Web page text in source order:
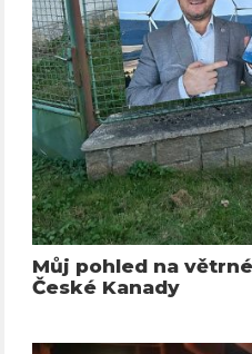
Můj pohled na
České Kanady